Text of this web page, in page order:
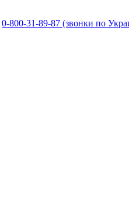
0-800-31-89-87 (звонки по